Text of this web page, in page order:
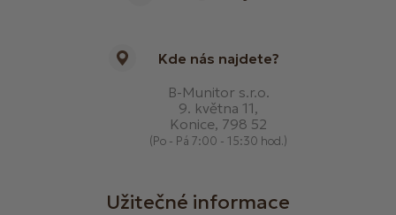
Kde nás najdete?
B-Munitor s.r.o.
9. května 11,
Konice, 798 52
(Po - Pá 7:00 - 15:30 hod.)
Užitečné informace